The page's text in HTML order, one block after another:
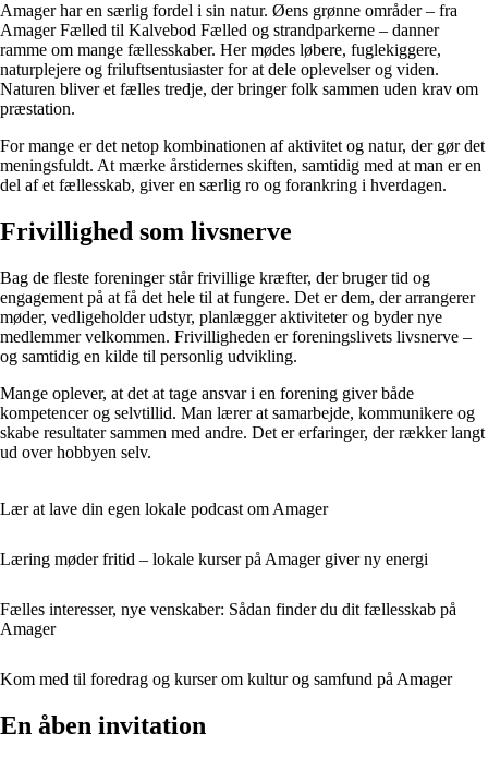
Amager har en særlig fordel i sin natur. Øens grønne områder – fra
Amager Fælled til Kalvebod Fælled og strandparkerne – danner
ramme om mange fællesskaber. Her mødes løbere, fuglekiggere,
naturplejere og friluftsentusiaster for at dele oplevelser og viden.
Naturen bliver et fælles tredje, der bringer folk sammen uden krav om
præstation.
For mange er det netop kombinationen af aktivitet og natur, der gør det
meningsfuldt. At mærke årstidernes skiften, samtidig med at man er en
del af et fællesskab, giver en særlig ro og forankring i hverdagen.
Frivillighed som livsnerve
Bag de fleste foreninger står frivillige kræfter, der bruger tid og
engagement på at få det hele til at fungere. Det er dem, der arrangerer
møder, vedligeholder udstyr, planlægger aktiviteter og byder nye
medlemmer velkommen. Frivilligheden er foreningslivets livsnerve –
og samtidig en kilde til personlig udvikling.
Mange oplever, at det at tage ansvar i en forening giver både
kompetencer og selvtillid. Man lærer at samarbejde, kommunikere og
skabe resultater sammen med andre. Det er erfaringer, der rækker langt
ud over hobbyen selv.
Lær at lave din egen lokale podcast om Amager
Læring møder fritid – lokale kurser på Amager giver ny energi
Fælles interesser, nye venskaber: Sådan finder du dit fællesskab på
Amager
Kom med til foredrag og kurser om kultur og samfund på Amager
En åben invitation